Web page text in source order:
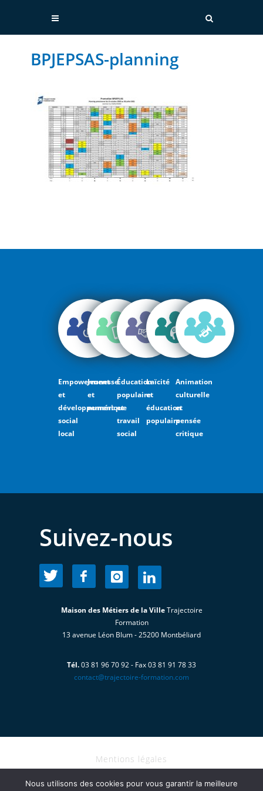
BPJEPSAS-planning
Empowerment
et
développement
social
local
Jeunesse
et
numérique
Éducation
populaire
et
travail
social
Laïcité
et
éducation
populaire
Animation
culturelle
et
pensée
critique
Suivez-nous
Maison des Métiers de la VilleTrajectoire
Formation
13 avenue Léon Blum - 25200 Montbéliard
Tél.03 81 96 70 92 - Fax 03 81 91 78 33
contact@trajectoire-formation.com
Mentions légales
FORMATION tous droits réservés I
Nous utilisons des cookies pour vous garantir la meilleure